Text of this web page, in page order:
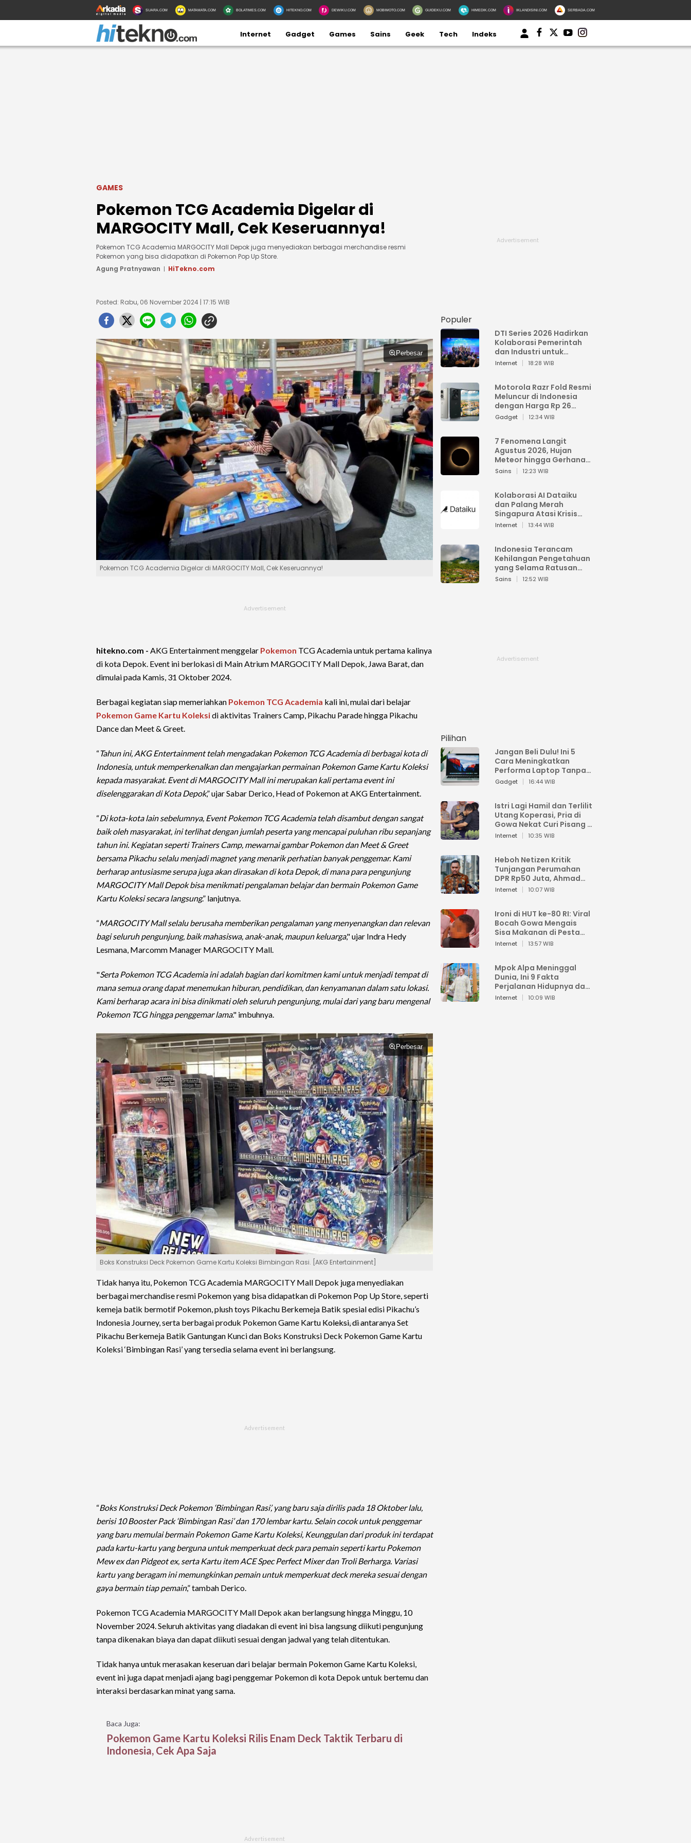
SUARA.COM MATAMATA.COM BOLATIMES.COM HITEKNO.COM DEWIKU.COM MOBIMOTO.COM GUIDEKU.COM HIMEDIK.COM IKLANDISINI.COM SERBADA.COM
Internet Gadget Games Sains Geek Tech Indeks
GAMES
Pokemon TCG Academia Digelar di
MARGOCITY Mall, Cek Keseruannya!
Pokemon TCG Academia MARGOCITY Mall Depok juga menyediakan berbagai merchandise resmi
Pokemon yang bisa didapatkan di Pokemon Pop Up Store.
Agung Pratnyawan
HiTekno.com
Posted: Rabu, 06 November 2024 | 17:15 WIB
Perbesar
Pokemon TCG Academia Digelar di MARGOCITY Mall, Cek Keseruannya!
hitekno.com - AKG Entertainment menggelar Pokemon TCG Academia untuk pertama kalinya
di kota Depok. Event ini berlokasi di Main Atrium MARGOCITY Mall Depok, Jawa Barat, dan
dimulai pada Kamis, 31 Oktober 2024.
Berbagai kegiatan siap memeriahkan Pokemon TCG Academia kali ini, mulai dari belajar
Pokemon Game Kartu Koleksidi aktivitas Trainers Camp, Pikachu Parade hingga Pikachu
Dance dan Meet & Greet.
“Tahun ini, AKG Entertainment telah mengadakan Pokemon TCG Academia di berbagai kota di
Indonesia, untuk memperkenalkan dan mengajarkan permainan Pokemon Game Kartu Koleksi
kepada masyarakat. Event di MARGOCITY Mall ini merupakan kali pertama event ini
diselenggarakan di Kota Depok,” ujar Sabar Derico, Head of Pokemon at AKG Entertainment.
“Di kota-kota lain sebelumnya, Event Pokemon TCG Academia telah disambut dengan sangat
baik oleh masyarakat, ini terlihat dengan jumlah peserta yang mencapai puluhan ribu sepanjang
tahun ini. Kegiatan seperti Trainers Camp, mewarnai gambar Pokemon dan Meet & Greet
bersama Pikachu selalu menjadi magnet yang menarik perhatian banyak penggemar. Kami
berharap antusiasme serupa juga akan dirasakan di kota Depok, di mana para pengunjung
MARGOCITY Mall Depok bisa menikmati pengalaman belajar dan bermain Pokemon Game
Kartu Koleksi secara langsung.” lanjutnya.
“MARGOCITY Mall selalu berusaha memberikan pengalaman yang menyenangkan dan relevan
bagi seluruh pengunjung, baik mahasiswa, anak-anak, maupun keluarga," ujar Indra Hedy
Lesmana, Marcomm Manager MARGOCITY Mall.
"Serta Pokemon TCG Academia ini adalah bagian dari komitmen kami untuk menjadi tempat di
mana semua orang dapat menemukan hiburan, pendidikan, dan kenyamanan dalam satu lokasi.
Kami berharap acara ini bisa dinikmati oleh seluruh pengunjung, mulai dari yang baru mengenal
Pokemon TCG hingga penggemar lama." imbuhnya.
Perbesar
Boks Konstruksi Deck Pokemon Game Kartu Koleksi Bimbingan Rasi. [AKG Entertainment]
Tidak hanya itu, Pokemon TCG Academia MARGOCITY Mall Depok juga menyediakan
berbagai merchandise resmi Pokemon yang bisa didapatkan di Pokemon Pop Up Store, seperti
kemeja batik bermotif Pokemon, plush toys Pikachu Berkemeja Batik spesial edisi Pikachu’s
Indonesia Journey, serta berbagai produk Pokemon Game Kartu Koleksi, di antaranya Set
Pikachu Berkemeja Batik Gantungan Kunci dan Boks Konstruksi Deck Pokemon Game Kartu
Koleksi ‘Bimbingan Rasi’ yang tersedia selama event ini berlangsung.
“Boks Konstruksi Deck Pokemon ‘Bimbingan Rasi’, yang baru saja dirilis pada 18 Oktober lalu,
berisi 10 Booster Pack ‘Bimbingan Rasi’ dan 170 lembar kartu. Selain cocok untuk penggemar
yang baru memulai bermain Pokemon Game Kartu Koleksi, Keunggulan dari produk ini terdapat
padakartu-kartu yang berguna untuk memperkuat deck para pemain seperti kartu Pokemon
Mew ex dan Pidgeot ex, serta Kartu item ACE Spec Perfect Mixer dan Troli Berharga. Variasi
kartu yang beragam ini memungkinkan pemain untuk memperkuat deck mereka sesuai dengan
gaya bermain tiappemain,” tambah Derico.
Pokemon TCG Academia MARGOCITY Mall Depok akan berlangsung hingga Minggu, 10
November 2024. Seluruh aktivitas yang diadakan di event ini bisa langsung diikuti pengunjung
tanpa dikenakan biaya dan dapat diikuti sesuai dengan jadwal yang telah ditentukan.
Tidak hanya untuk merasakan keseruan dari belajar bermain Pokemon Game Kartu Koleksi,
event ini juga dapat menjadi ajang bagi penggemar Pokemon di kota Depok untuk bertemu dan
interaksi berdasarkan minat yang sama.
Baca Juga:
Pokemon Game Kartu Koleksi Rilis Enam Deck Taktik Terbaru di
Indonesia, Cek Apa Saja
Populer
DTI Series 2026 Hadirkan
Kolaborasi Pemerintah
dan Industri untuk
Percepatan
Internet 18:28 WIB
Motorola Razr Fold Resmi
Meluncur di Indonesia
dengan Harga Rp 26
Jutaan
Gadget 12:34 WIB
7 Fenomena Langit
Agustus 2026, Hujan
Meteor hingga Gerhana
Matahari
Sains 12:23 WIB
Kolaborasi AI Dataiku
dan Palang Merah
Singapura Atasi Krisis
Bencana
Internet 13:44 WIB
Indonesia Terancam
Kehilangan Pengetahuan
yang Selama Ratusan
Tahun Menjaga Alam
Sains 12:52 WIB
Pilihan
Jangan Beli Dulu! Ini 5
Cara Meningkatkan
Performa Laptop Tanpa
Harus Beli Baru
Gadget 16:44 WIB
Istri Lagi Hamil dan Terlilit
Utang Koperasi, Pria di
Gowa Nekat Curi Pisang 4
Tandan Milik Tetangga,
Internet 10:35 WIB
Heboh Netizen Kritik
Tunjangan Perumahan
DPR Rp50 Juta, Ahmad
Sahroni: Enggak Senang
Internet 10:07 WIB
Ironi di HUT ke-80 RI: Viral
Bocah Gowa Mengais
Sisa Makanan di Pesta
Kemerdekaan
Internet 13:57 WIB
Mpok Alpa Meninggal
Dunia, Ini 9 Fakta
Perjalanan Hidupnya dari
Viral hingga Puncak
Internet 10:09 WIB